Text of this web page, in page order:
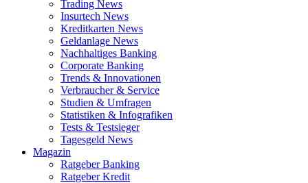
Trading News
Insurtech News
Kreditkarten News
Geldanlage News
Nachhaltiges Banking
Corporate Banking
Trends & Innovationen
Verbraucher & Service
Studien & Umfragen
Statistiken & Infografiken
Tests & Testsieger
Tagesgeld News
Magazin
Ratgeber Banking
Ratgeber Kredit